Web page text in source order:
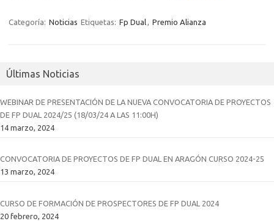
Categoría: Noticias Etiquetas: Fp Dual, Premio Alianza
Últimas Noticias
WEBINAR DE PRESENTACIÓN DE LA NUEVA CONVOCATORIA DE PROYECTOS
DE FP DUAL 2024/25 (18/03/24 A LAS 11:00H)
14 marzo, 2024
CONVOCATORIA DE PROYECTOS DE FP DUAL EN ARAGÓN CURSO 2024-25
13 marzo, 2024
CURSO DE FORMACIÓN DE PROSPECTORES DE FP DUAL 2024
20 febrero, 2024